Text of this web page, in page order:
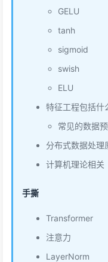
GELU
tanh
sigmoid
swish
ELU
特征工程包括什
常见的数据
分布式数据处理
计算机理论相关
手撕
Transformer
注意力
LayerNorm